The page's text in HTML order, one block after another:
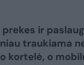
ir
traukiama
kortelė, o